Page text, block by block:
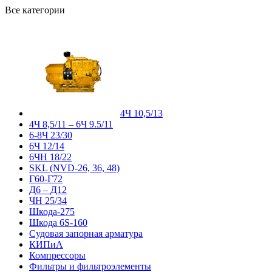
Все категории
4Ч 10,5/13
4Ч 8,5/11 – 6Ч 9.5/11
6-8Ч 23/30
6Ч 12/14
6ЧН 18/22
SKL (NVD-26, 36, 48)
Г60-Г72
Д6 – Д12
ЧН 25/34
Шкода-275
Шкода 6S-160
Судовая запорная арматура
КИПиА
Компрессоры
Фильтры и фильтроэлементы